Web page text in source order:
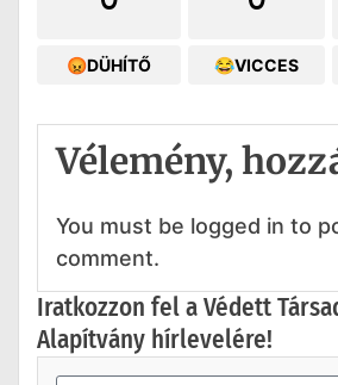
😡DÜHÍTŐ 😂VICCES
Vélemény,
You must be logged in to
comment.
Iratkozzon fel a Védett
Alapítvány hírlevelére!